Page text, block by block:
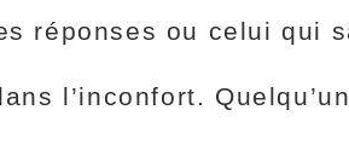
réponses ou celui qui
l’inconfort.